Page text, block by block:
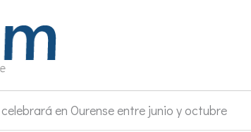
en Ourense entre junio y octubre